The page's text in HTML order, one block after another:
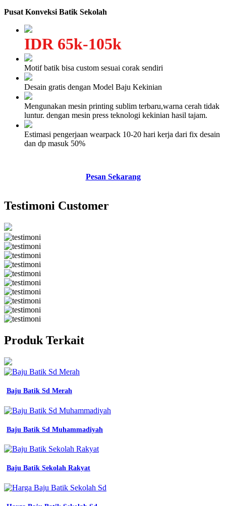
Pusat Konveksi Batik Sekolah
IDR 65k-105k
Motif batik bisa custom sesuai corak sendiri
Desain gratis dengan Model Baju Kekinian
Mengunakan mesin printing sublim terbaru,warna cerah tidak
luntur. dengan mesin press teknologi kekinian hasil tajam.
Estimasi pengerjaan wearpack 10-20 hari kerja dari fix desain
dan dp masuk 50%
Pesan Sekarang
Testimoni Customer
Produk Terkait
Baju Batik Sd Merah
Baju Batik Sd Muhammadiyah
Baju Batik Sekolah Rakyat